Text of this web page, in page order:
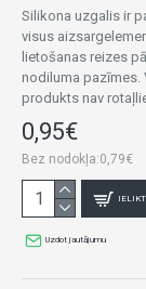
Silikona uzgalis ir
visus
lietošanas reizes
nodiluma pazīmes.
produkts nav
0,95€
Bez nodokļa:0,79€
IELIKT
Uzdot jautājumu